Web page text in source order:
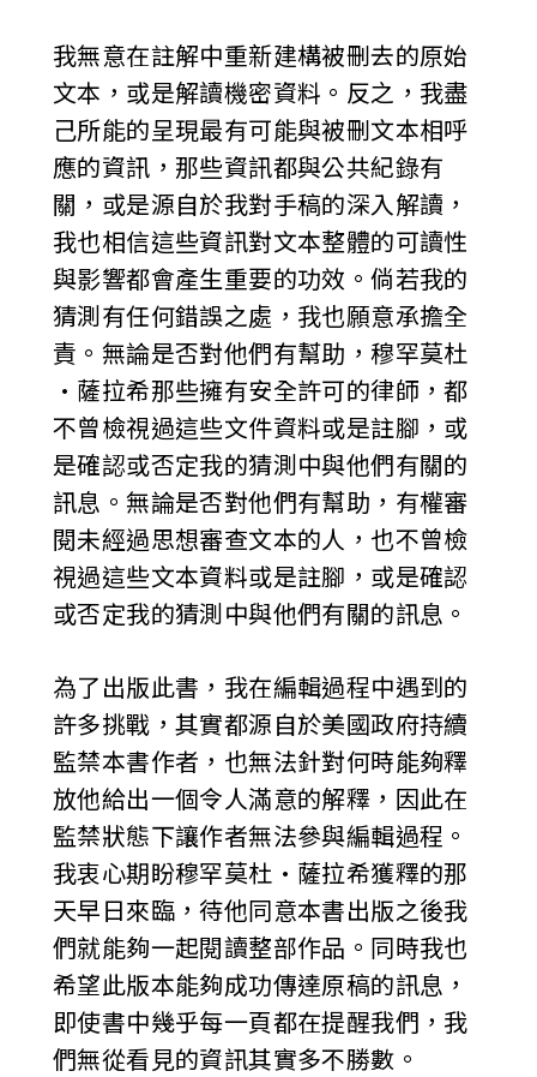
我無意在註解中重新建構被刪去的原始
文本，或是解讀機密資料。反之，我盡
己所能的呈現最有可能與被刪文本相呼
應的資訊，那些資訊都與公共紀錄有
關，或是源自於我對手稿的深入解讀，
我也相信這些資訊對文本整體的可讀性
與影響都會產生重要的功效。倘若我的
猜測有任何錯誤之處，我也願意承擔全
責。無論是否對他們有幫助，穆罕莫杜
•薩拉希那些擁有安全許可的律師，都
不曾檢視過這些文件資料或是註腳，或
是確認或否定我的猜測中與他們有關的
訊息。無論是否對他們有幫助，有權審
閱未經過思想審查文本的人，也不曾檢
視過這些文本資料或是註腳，或是確認
或否定我的猜測中與他們有關的訊息。
為了出版此書，我在編輯過程中遇到的
許多挑戰，其實都源自於美國政府持續
監禁本書作者，也無法針對何時能夠釋
放他給出一個令人滿意的解釋，因此在
監禁狀態下讓作者無法參與編輯過程。
我衷心期盼穆罕莫杜•薩拉希獲釋的那
天早日來臨，待他同意本書出版之後我
們就能夠一起閱讀整部作品。同時我也
希望此版本能夠成功傳達原稿的訊息，
即使書中幾乎每一頁都在提醒我們，我
們無從看見的資訊其實多不勝數。